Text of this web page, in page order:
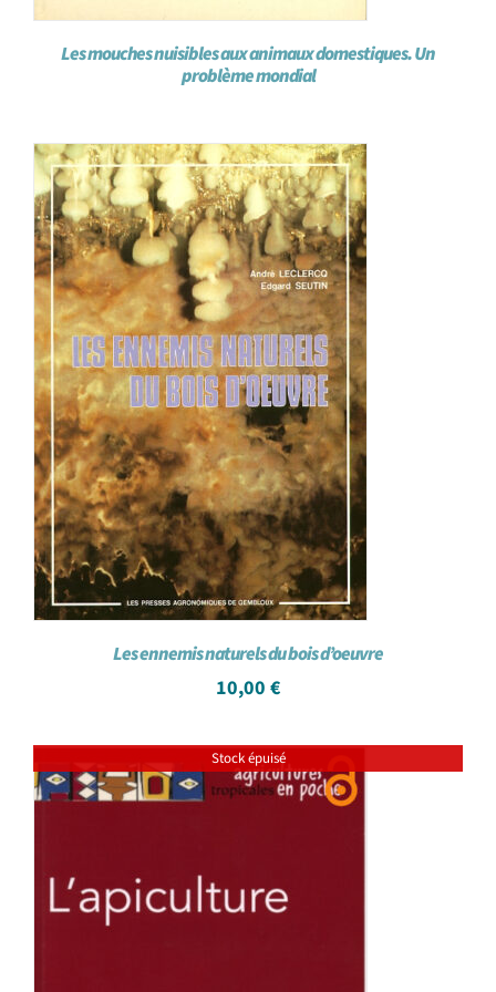
Les mouches nuisibles aux animaux domestiques. Un
problème mondial
Les ennemis naturels du bois d’oeuvre
10,00 €
Stock épuisé